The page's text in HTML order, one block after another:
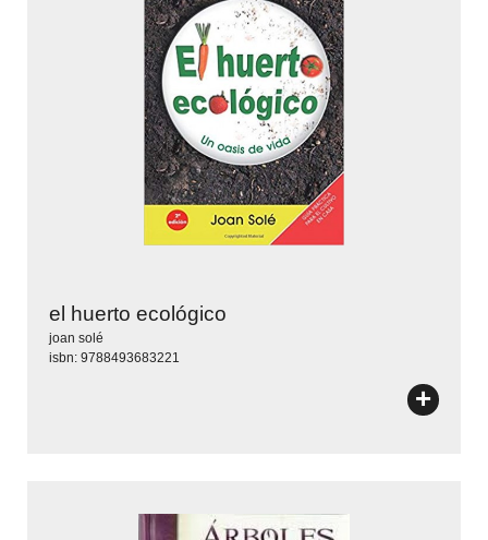
el huerto ecológico
joan solé
isbn: 9788493683221
+